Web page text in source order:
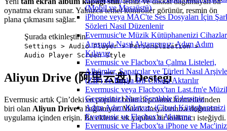
(Mobil ve Masaüstü)
iPhone veya MAC'te Ses Dosyaları İçin
Sözleri Nasıl Düzenlenir
Evermusic'te Müzik Kütüphanenizi Cihazlar
Arasında Nasıl Aktarırsınız: Adım Adım
Kılavuz
Evermusic ve Flacbox'ta Çalma Listeleri,
Albümler, Sanatçılar ve Türleri Nasıl
(ZIP) ve Başka Bir Cihaza Aktarılır
Evermusic veya Flacbox'tan Last.fm'e
Geçmişinizi Nasıl Scrobble Edersiniz
Adım Adım Kılavuz: iCloud Kütüphanenizi
Evermusic ve Flacbox'a Aktarma
Evermusic ve Flacbox'ta iPhone ve
oynatma ekranı sunar. Yalnızca temel kontroller görünür, resmin ön
plana çıkmasını sağlar.
Şurada etkinleştirin:
Settings > Audio Player > Personalization >
Audio Player Screen Style
Aliyun Drive (阿里云盘) Desteği
Evermusic artık Çin’deki en popüler bulut depolama hizmetlerinden
biri olan Aliyun Drive‘a bağlanıyor. Müzik dosyalarınıza doğrudan
uygulama içinden erişin. Bu ekleme sık yapılan bir kullanıcı isteğiydi.